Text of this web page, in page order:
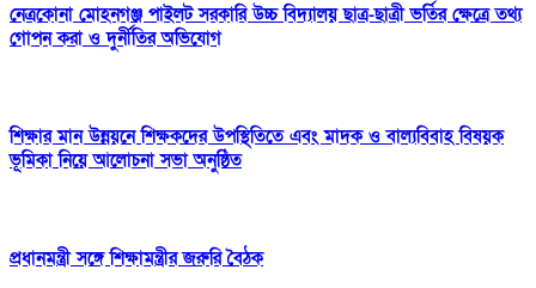
নেত্রকোনা মোহনগঞ্জ পাইলট সরকারি উচ্চ বিদ্যালয় ছাত্র-ছাত্রী ভর্তির ক্ষেত্রে তথ্য
গোপন করা ও দুর্নীতির অভিযোগ
শিক্ষার মান উন্নয়নে শিক্ষকদের উপস্থিতিতে এবং মাদক ও বাল্যবিবাহ বিষয়ক
ভূমিকা নিয়ে আলোচনা সভা অনুষ্ঠিত
প্রধানমন্ত্রী সঙ্গে শিক্ষামন্ত্রীর জরুরি বৈঠক